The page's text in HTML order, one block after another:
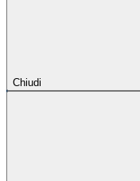
Chiudi